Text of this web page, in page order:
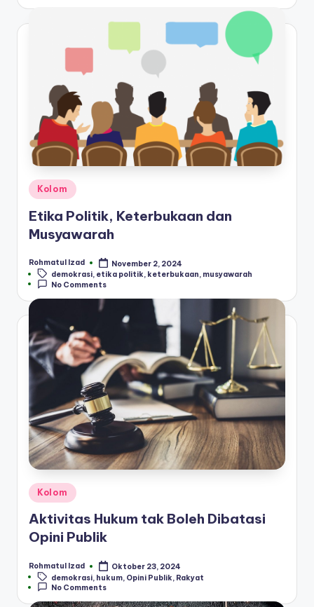
Posted
Kolom
Etika Politik, Keterbukaan dan
Musyawarah
Posted
by
Rohmatul Izad
November 2, 2024
Tags:demokrasi, etika politik, keterbukaan, musyawarah
No Comments
Posted
in
Kolom
Aktivitas Hukum tak Boleh Dibatasi
Opini Publik
Posted
by
Rohmatul Izad
Oktober 23, 2024
Tags:demokrasi hukum Opini Publik Rakyat
No Comments